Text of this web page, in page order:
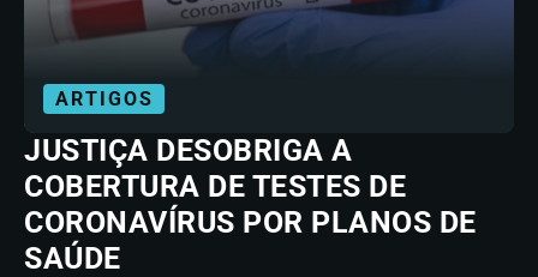
ARTIGOS
JUSTIÇA DESOBRIGA A
COBERTURA DE TESTES DE
CORONAVÍRUS POR PLANOS DE
SAÚDE